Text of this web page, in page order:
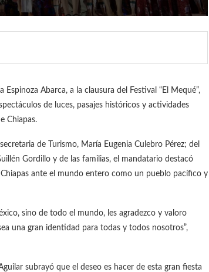
Abarca, a la clausura del Festival “El Mequé”,
de luces, pasajes históricos y actividades
Chiapas.
de Turismo, María Eugenia Culebro Pérez; del
Gordillo y de las familias, el mandatario destacó
ante el mundo entero como un pueblo pacífico y
sino de todo el mundo, les agradezco y valoro
una gran identidad para todas y todos nosotros”,
subrayó que el deseo es hacer de esta gran fiesta